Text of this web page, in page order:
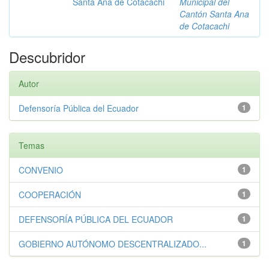
Cantón Santa Ana
de Cotacachi
Descubridor
Autor
1
Defensoría Pública del Ecuador
Temas
1
CONVENIO
1
COOPERACIÓN
1
DEFENSORÍA PÚBLICA DEL ECUADOR
1
GOBIERNO AUTÓNOMO DESCENTRALIZADO...